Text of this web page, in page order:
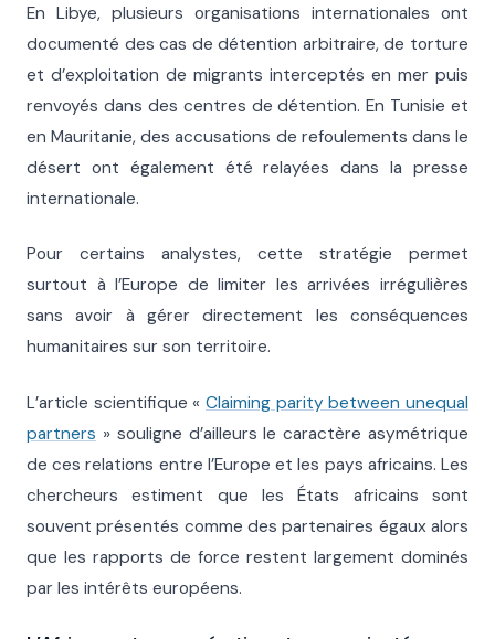
En Libye, plusieurs organisations internationales ont
documenté des cas de détention arbitraire, de torture
et d’exploitation de migrants interceptés en mer puis
renvoyés dans des centres de détention. En Tunisie et
en Mauritanie, des accusations de refoulements dans le
désert ont également été relayées dans la presse
internationale.
Pour certains analystes, cette stratégie permet
surtout à l’Europe de limiter les arrivées irrégulières
sans avoir à gérer directement les conséquences
humanitaires sur son territoire.
L’article scientifique « Claiming parity between unequal
partners » souligne d’ailleurs le caractère asymétrique
de ces relations entre l’Europe et les pays africains. Les
chercheurs estiment que les États africains sont
souvent présentés comme des partenaires égaux alors
que les rapports de force restent largement dominés
par les intérêts européens.